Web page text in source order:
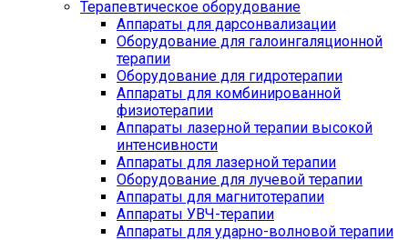
Терапевтическое оборудование
Аппараты для дарсонвализации
Оборудование для галоингаляционной
терапии
Оборудование для гидротерапии
Аппараты для комбинированной
физиотерапии
Аппараты лазерной терапии высокой
интенсивности
Аппараты для лазерной терапии
Оборудование для лучевой терапии
Аппараты для магнитотерапии
Аппараты УВЧ-терапии
Аппараты для ударно-волновой терапии